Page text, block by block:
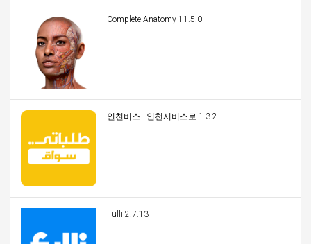
Complete Anatomy 11.5.0
인천버스 - 인천시버스로 1.3.2
Fulli 2.7.13